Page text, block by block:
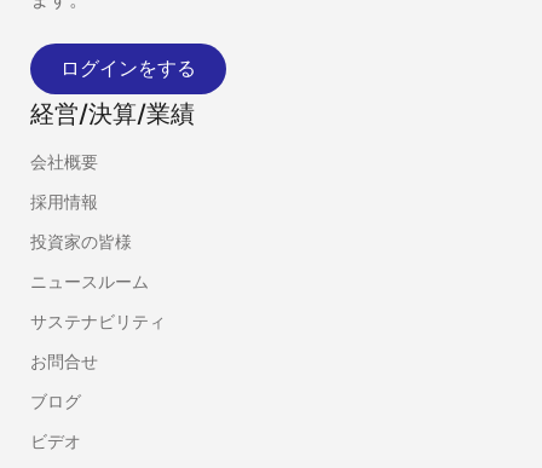
ログインをする
経営/決算/業績
会社概要
採用情報
投資家の皆様
ニュースルーム
サステナビリティ
お問合せ
ブログ
ビデオ